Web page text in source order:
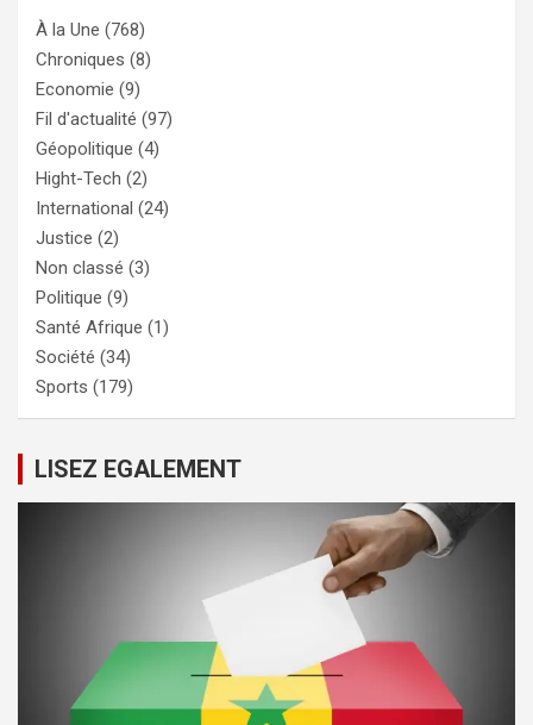
À la Une (768)
Chroniques (8)
Economie (9)
Fil d'actualité (97)
Géopolitique (4)
Hight-Tech (2)
International (24)
Justice (2)
Non classé (3)
Politique (9)
Santé Afrique (1)
Société (34)
Sports (179)
LISEZ EGALEMENT